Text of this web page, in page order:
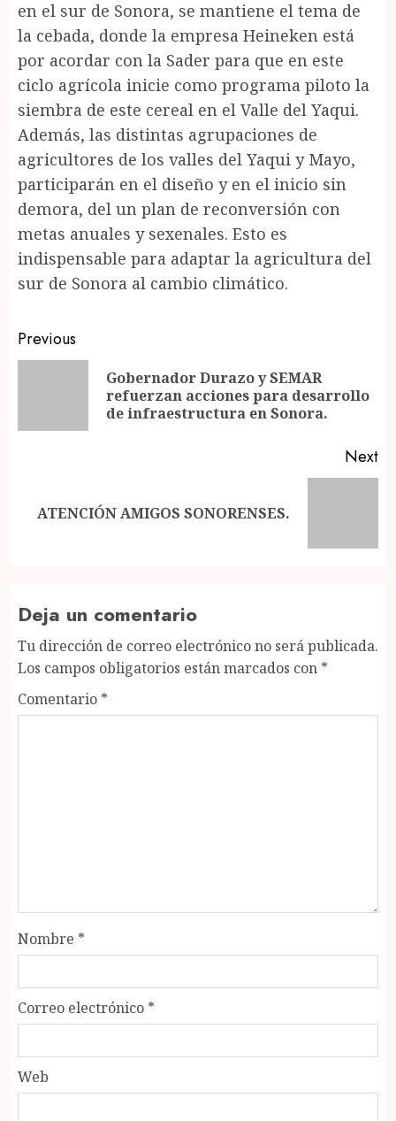
en el sur de Sonora, se mantiene el tema de
la cebada, donde la empresa Heineken está
por acordar con la Sader para que en este
ciclo agrícola inicie como programa piloto la
siembra de este cereal en el Valle del Yaqui.
Además, las distintas agrupaciones de
agricultores de los valles del Yaqui y Mayo,
participarán en el diseño y en el inicio sin
demora, del un plan de reconversión con
metas anuales y sexenales. Esto es
indispensable para adaptar la agricultura del
sur de Sonora al cambio climático.
Post
navigation
Previous
Gobernador Durazo y SEMAR
refuerzan acciones para desarrollo
de infraestructura en Sonora.
Next
Next
ATENCIÓN AMIGOS SONORENSES.
Deja un comentario
Tu dirección de correo electrónico no será publicada.
Los campos obligatorios están marcados con *
Comentario *
Nombre *
Correo electrónico *
Web